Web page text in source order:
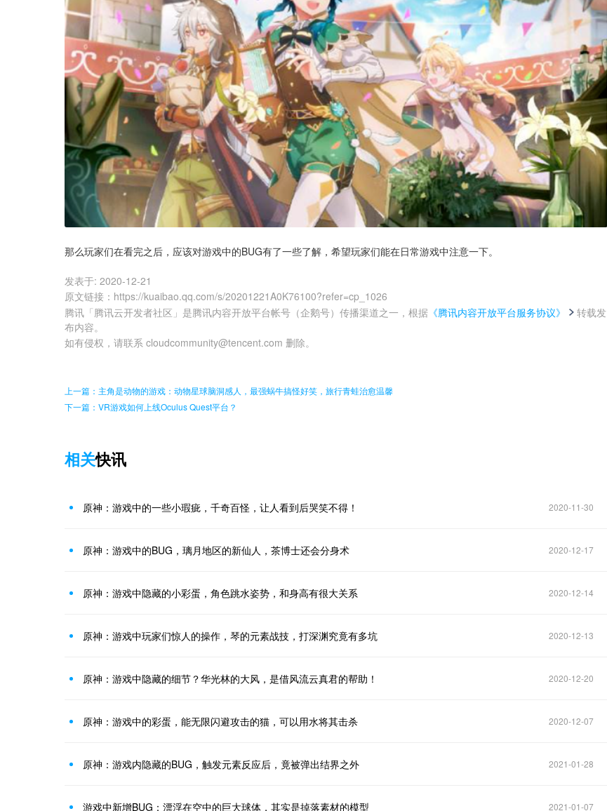
那么玩家们在看完之后，应该对游戏中的BUG有了一些了解，希望玩家们能在日常游戏中注意一下。
发表于: 2020-12-21
原文链接 ： https://kuaibao.qq.com/s/20201221A0K76100?refer=cp_1026
腾讯「腾讯云开发者社区」是腾讯内容开放平台帐号（企鹅号）传播渠道之一，根据 《腾讯内容开放平台服务协议》
转载发
布内容。
如有侵权，请联系 cloudcommunity@tencent.com 删除。
上一篇：主角是动物的游戏：动物星球脑洞感人，最强蜗牛搞怪好笑，旅行青蛙治愈温馨
下一篇：VR游戏如何上线Oculus Quest平台？
相关快讯
原神：游戏中的一些小瑕疵，千奇百怪，让人看到后哭笑不得！ 2020-11-30
原神：游戏中的BUG，璃月地区的新仙人，茶博士还会分身术 2020-12-17
原神：游戏中隐藏的小彩蛋，角色跳水姿势，和身高有很大关系 2020-12-14
原神：游戏中玩家们惊人的操作，琴的元素战技，打深渊究竟有多坑 2020-12-13
原神：游戏中隐藏的细节？华光林的大风，是借风流云真君的帮助！ 2020-12-20
原神：游戏中的彩蛋，能无限闪避攻击的猫，可以用水将其击杀 2020-12-07
原神：游戏内隐藏的BUG，触发元素反应后，竟被弹出结界之外 2021-01-28
游戏中新增BUG：漂浮在空中的巨大球体，其实是掉落素材的模型 2021-01-07